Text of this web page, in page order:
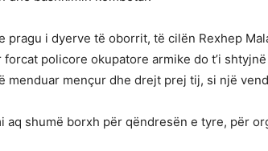
i dyerve të oborrit, të cilën Rexhep
policore okupatore armike do t’i
menduar mençur dhe drejt prej tij, si një
aq shumë borxh për qëndresën e tyre, për